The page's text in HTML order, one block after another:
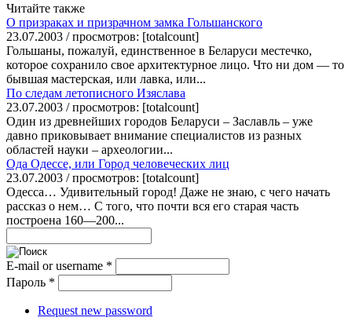
Читайте также
О призраках и призрачном замка Гольшанского
23.07.2003 / просмотров: [totalcount]
Гольшаны, пожалуй, единственное в Беларуси местечко,
которое сохранило свое архитектурное лицо. Что ни дом — то
бывшая мастерская, или лавка, или...
По следам летописного Изяслава
23.07.2003 / просмотров: [totalcount]
Один из древнейших городов Беларуси – Заславль – уже
давно приковывает внимание специалистов из разных
областей науки – археологии...
Ода Одессе, или Город человеческих лиц
23.07.2003 / просмотров: [totalcount]
Одесса… Удивительный город! Даже не знаю, с чего начать
рассказ о нем… С того, что почти вся его старая часть
построена 160—200...
E-mail or username *
Пароль *
Request new password